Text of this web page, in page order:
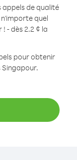
appels de qualité
quel
- dès 2.2 ¢ la
pour obtenir
Singapour.